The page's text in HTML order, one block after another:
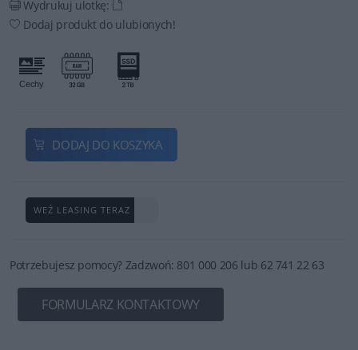
Wydrukuj ulotkę:
Dodaj produkt do ulubionych!
DODAJ DO KOSZYKA
WEŹ LEASING TERAZ
Potrzebujesz pomocy? Zadzwoń: 801 000 206 lub 62 741 22 63
FORMULARZ KONTAKTOWY